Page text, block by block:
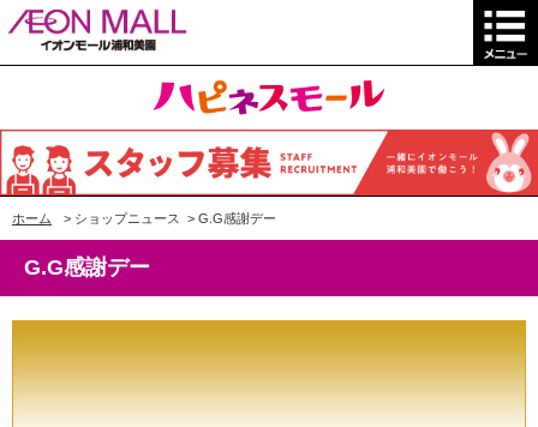
ホーム > ショップニュース > G.G感謝デー
G.G感謝デー